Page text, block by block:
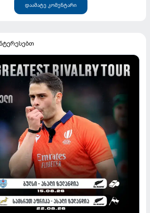
დაამატე კომენტარი